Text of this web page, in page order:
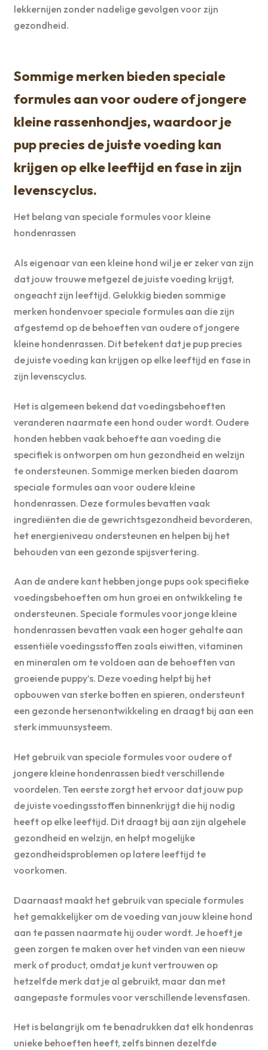
lekkernijen zonder nadelige gevolgen voor zijn
gezondheid.
Sommige merken bieden speciale
formules aan voor oudere of jongere
kleine rassenhondjes, waardoor je
pup precies de juiste voeding kan
krijgen op elke leeftijd en fase in zijn
levenscyclus.
Het belang van speciale formules voor kleine
hondenrassen
Als eigenaar van een kleine hond wil je er zeker van zijn
dat jouw trouwe metgezel de juiste voeding krijgt,
ongeacht zijn leeftijd. Gelukkig bieden sommige
merken hondenvoer speciale formules aan die zijn
afgestemd op de behoeften van oudere of jongere
kleine hondenrassen. Dit betekent dat je pup precies
de juiste voeding kan krijgen op elke leeftijd en fase in
zijn levenscyclus.
Het is algemeen bekend dat voedingsbehoeften
veranderen naarmate een hond ouder wordt. Oudere
honden hebben vaak behoefte aan voeding die
specifiek is ontworpen om hun gezondheid en welzijn
te ondersteunen. Sommige merken bieden daarom
speciale formules aan voor oudere kleine
hondenrassen. Deze formules bevatten vaak
ingrediënten die de gewrichtsgezondheid bevorderen,
het energieniveau ondersteunen en helpen bij het
behouden van een gezonde spijsvertering.
Aan de andere kant hebben jonge pups ook specifieke
voedingsbehoeften om hun groei en ontwikkeling te
ondersteunen. Speciale formules voor jonge kleine
hondenrassen bevatten vaak een hoger gehalte aan
essentiële voedingsstoffen zoals eiwitten, vitaminen
en mineralen om te voldoen aan de behoeften van
groeiende puppy’s. Deze voeding helpt bij het
opbouwen van sterke botten en spieren, ondersteunt
een gezonde hersenontwikkeling en draagt bij aan een
sterk immuunsysteem.
Het gebruik van speciale formules voor oudere of
jongere kleine hondenrassen biedt verschillende
voordelen. Ten eerste zorgt het ervoor dat jouw pup
de juiste voedingsstoffen binnenkrijgt die hij nodig
heeft op elke leeftijd. Dit draagt bij aan zijn algehele
gezondheid en welzijn, en helpt mogelijke
gezondheidsproblemen op latere leeftijd te
voorkomen.
Daarnaast maakt het gebruik van speciale formules
het gemakkelijker om de voeding van jouw kleine hond
aan te passen naarmate hij ouder wordt. Je hoeft je
geen zorgen te maken over het vinden van een nieuw
merk of product, omdat je kunt vertrouwen op
hetzelfde merk dat je al gebruikt, maar dan met
aangepaste formules voor verschillende levensfasen.
Het is belangrijk om te benadrukken dat elk hondenras
unieke behoeften heeft, zelfs binnen dezelfde